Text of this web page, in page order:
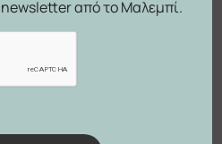
από το Μαλεμπί.